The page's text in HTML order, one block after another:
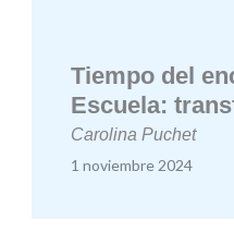
Tiempo del
Escuela:
Carolina Puchet
1 noviembre 2024